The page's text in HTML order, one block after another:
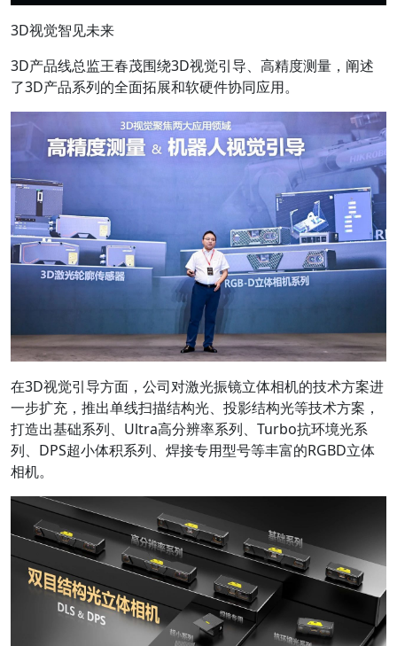
3D视觉智见未来
3D产品线总监王春茂围绕3D视觉引导、高精度测量，阐述
了3D产品系列的全面拓展和软硬件协同应用。
在3D视觉引导方面，公司对激光振镜立体相机的技术方案进
一步扩充，推出单线扫描结构光、投影结构光等技术方案，
打造出基础系列、Ultra高分辨率系列、Turbo抗环境光系
列、DPS超小体积系列、焊接专用型号等丰富的RGBD立体
相机。